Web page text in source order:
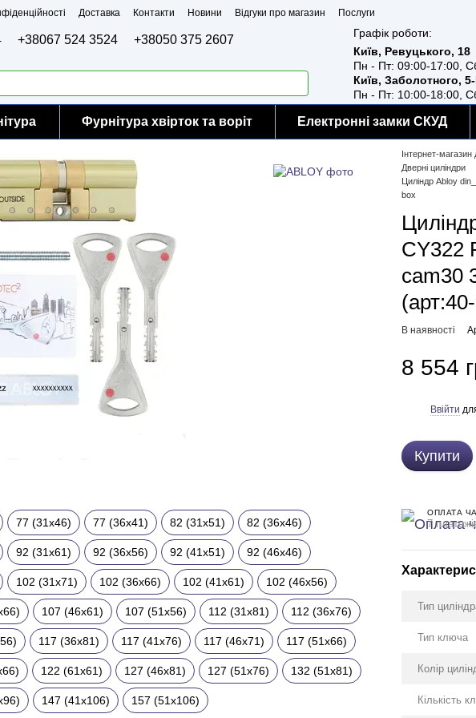
Доставка Контакти Новини Відгуки про магазин
Послуги
+38067 524 3524 +38050 375 2607
Графік роботи:
Київ, Ревуцького, 18
Пн - Пт: 09:00-17:00,
Київ, Заболотного,
Пн - Пт: 10:00-18:00,
Фурнітура хвірток та воріт Електронні замки СКУД
77 (31x46) 77 (36x41) 82 (31x51) 82 (36x46)
92 (31x61) 92 (36x56) 92 (41x51) 92 (46x46)
102 (31x71) 102 (36x66) 102 (41x61) 102 (46x56)
107 (46x61) 107 (51x56) 112 (31x81) 112 (36x76)
117 (36x81) 117 (41x76) 117 (46x71) 117 (51x66)
122 (61x61) 127 (46x81) 127 (51x76) 132 (51x81)
147 (41x106) 157 (51x106)
Інтернет-
Дверні циліндри
Циліндр Abloy
box
CY322
cam30
В наявності
8 554
Ввійти
Купити
ОПЛАТА
7
Тип
Тип ключа
Колір
Кількість